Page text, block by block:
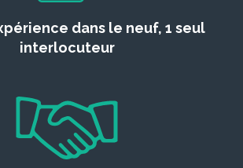
dans le neuf, 1 seul
interlocuteur